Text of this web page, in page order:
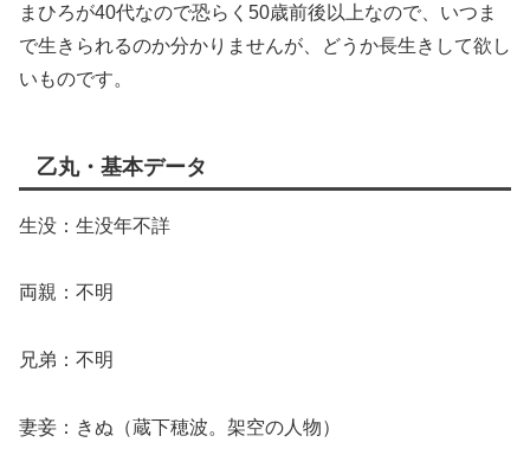
まひろが40代なので恐らく50歳前後以上なので、いつま
で生きられるのか分かりませんが、どうか長生きして欲し
いものです。
乙丸・基本データ
生没：生没年不詳
両親：不明
兄弟：不明
妻妾：きぬ（蔵下穂波。架空の人物）